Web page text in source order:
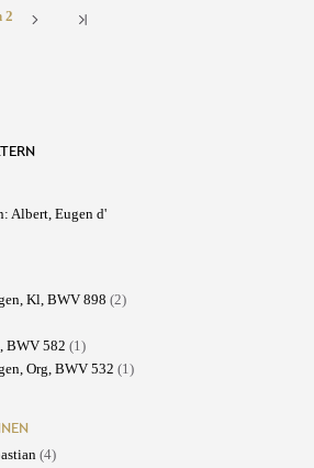
2
Albert, Eugen d'
Kl, BWV 898 (2)
BWV 582 (1)
Org, BWV 532 (1)
(4)